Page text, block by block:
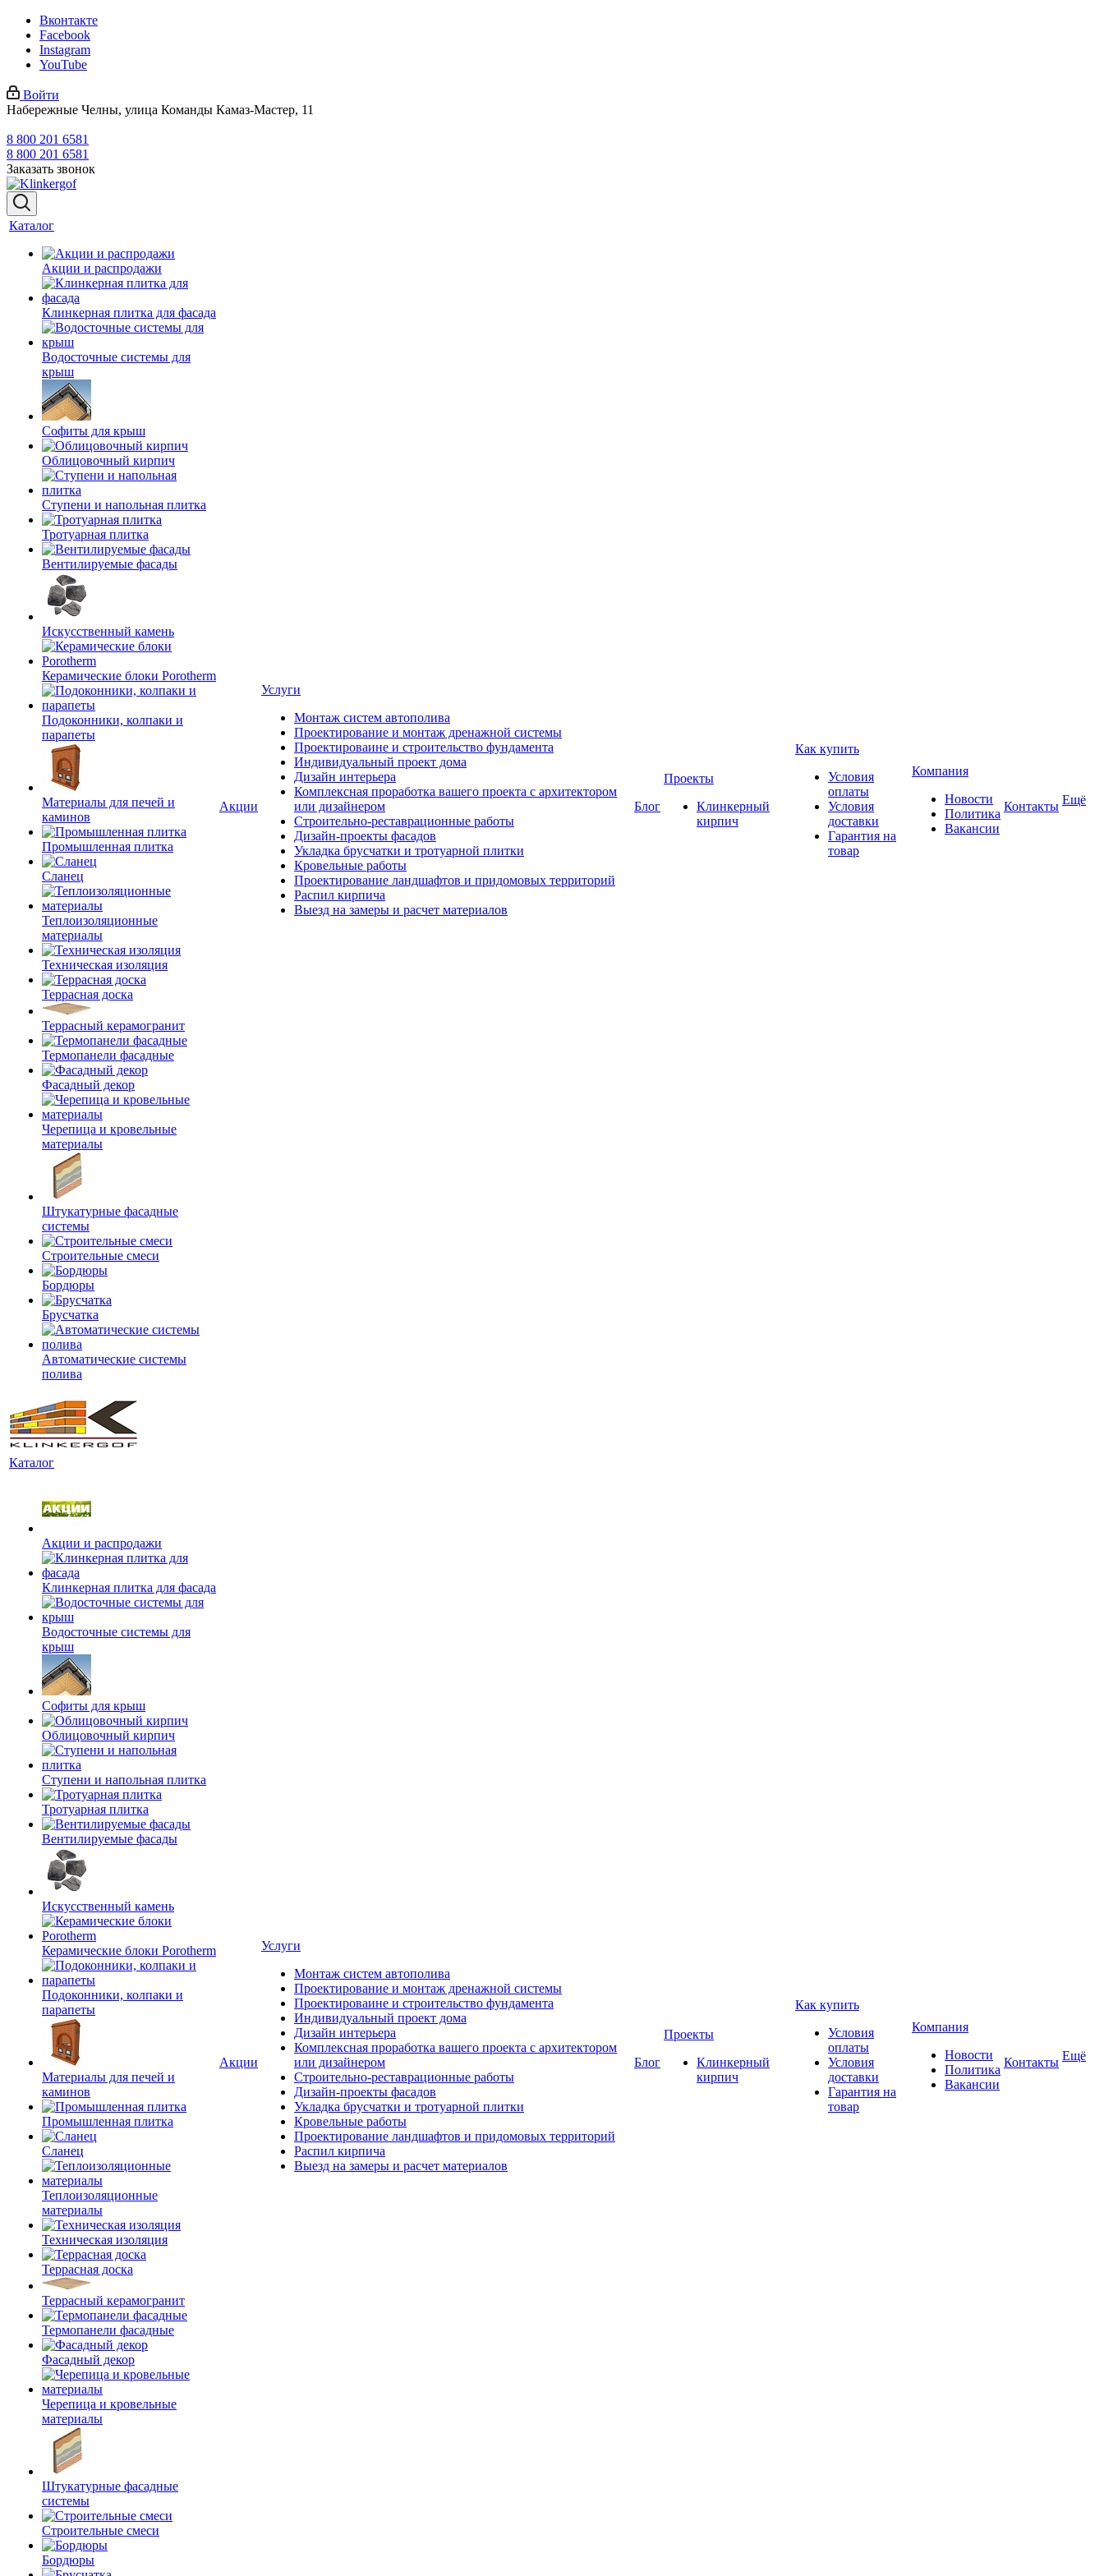
Вконтакте
Facebook
Instagram
YouTube
Войти
Набережные Челны, улица Команды Камаз-Мастер, 11
8 800 201 6581
8 800 201 6581
Заказать звонок
Каталог
Акции и распродажи
Клинкерная плитка для фасада
Водосточные системы для
крыш
Софиты для крыш
Облицовочный кирпич
Ступени и напольная плитка
Тротуарная плитка
Вентилируемые фасады
Искусственный камень
Керамические блоки Porotherm
Подоконники, колпаки и
парапеты
Материалы для печей и
каминов
Промышленная плитка
Сланец
Теплоизоляционные
материалы
Техническая изоляция
Террасная доска
Террасный керамогранит
Термопанели фасадные
Фасадный декор
Черепица и кровельные
материалы
Штукатурные фасадные
системы
Строительные смеси
Бордюры
Брусчатка
Автоматические системы
полива
Акции
Услуги
Монтаж систем автополива
Проектирование и монтаж дренажной системы
Проектироваине и строительство фундамента
Индивидуальный проект дома
Дизайн интерьера
Комплексная проработка вашего проекта с архитектором
или дизайнером
Строительно-реставрационные работы
Дизайн-проекты фасадов
Укладка брусчатки и тротуарной плитки
Кровельные работы
Проектирование ландшафтов и придомовых территорий
Распил кирпича
Выезд на замеры и расчет материалов
Блог
Проекты
Клинкерный
кирпич
Как купить
Условия
оплаты
Условия
доставки
Гарантия на
товар
Компания
Новости
Политика
Вакансии
Контакты Ещё
Каталог
Акции и распродажи
Клинкерная плитка для фасада
Водосточные системы для
крыш
Софиты для крыш
Облицовочный кирпич
Ступени и напольная плитка
Тротуарная плитка
Вентилируемые фасады
Искусственный камень
Керамические блоки Porotherm
Подоконники, колпаки и
парапеты
Материалы для печей и
каминов
Промышленная плитка
Сланец
Теплоизоляционные
материалы
Техническая изоляция
Террасная доска
Террасный керамогранит
Термопанели фасадные
Фасадный декор
Черепица и кровельные
материалы
Штукатурные фасадные
системы
Строительные смеси
Бордюры
Акции
Услуги
Монтаж систем автополива
Проектирование и монтаж дренажной системы
Проектироваине и строительство фундамента
Индивидуальный проект дома
Дизайн интерьера
Комплексная проработка вашего проекта с архитектором
или дизайнером
Строительно-реставрационные работы
Дизайн-проекты фасадов
Укладка брусчатки и тротуарной плитки
Кровельные работы
Проектирование ландшафтов и придомовых территорий
Распил кирпича
Выезд на замеры и расчет материалов
Блог
Проекты
Клинкерный
кирпич
Как купить
Условия
оплаты
Условия
доставки
Гарантия на
товар
Компания
Новости
Политика
Вакансии
Контакты Ещё